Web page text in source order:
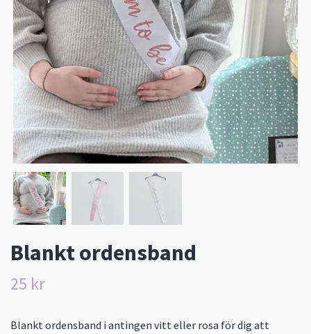
Blankt ordensband
25 kr
Blankt ordensband i antingen vitt eller rosa för dig att